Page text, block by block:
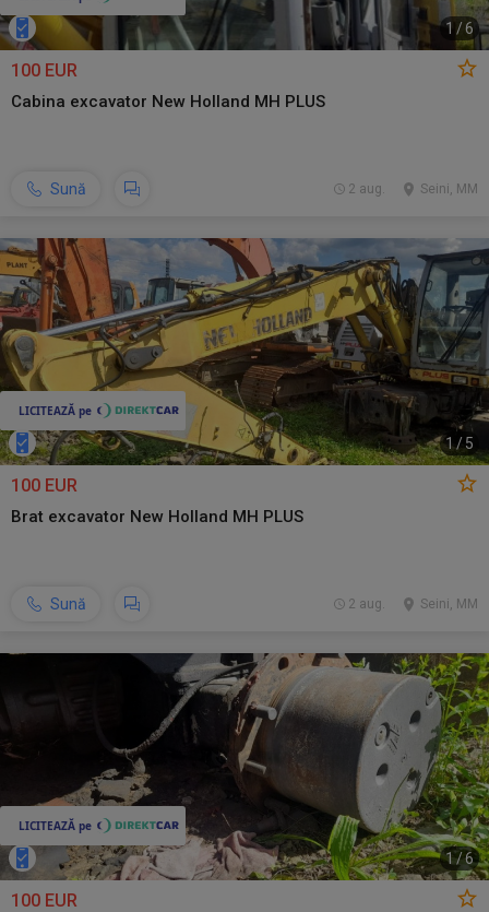
1 /6
100 EUR
Cabina excavator New Holland MH PLUS
Sună Seini, MM
2 aug.
1/5
100 EUR
Brat excavator New Holland MH PLUS
Sună Seini, MM
2 aug.
1/6
100 EUR